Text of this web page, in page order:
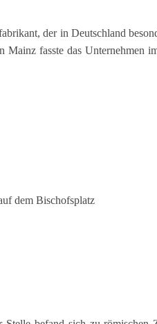
der in Deutschland
fasste das Unternehmen
dem Bischofsplatz